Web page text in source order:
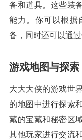
备和道具。这些装
能力。你可以根据
备，同时还可以通
游戏地图与探索
大大大侠的游戏世
的地图中进行探索
藏的宝藏和秘密区
其他玩家进行交流